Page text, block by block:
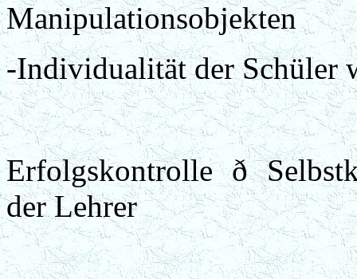
Manipulationsobjekten
-Individualität der Schüler
Erfolgskontrolleð
der Lehrer